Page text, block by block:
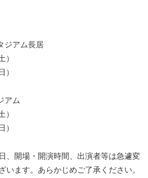
ジアム長居
）
）
アム
）
）
、開場・開演時間、出演者等は急遽変
います。あらかじめご了承ください。